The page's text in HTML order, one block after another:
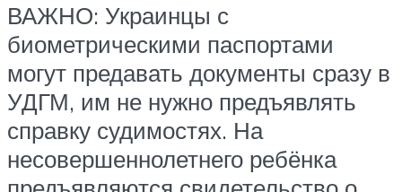
ВАЖНО: Украинцы с
биометрическими паспортами
могут предавать документы сразу в
УДГМ, им не нужно предъявлять
справку судимостях. На
несовершеннолетнего ребёнка